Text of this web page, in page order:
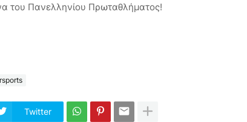
του Πανελληνίου Πρωταθλήματος!
Twitter